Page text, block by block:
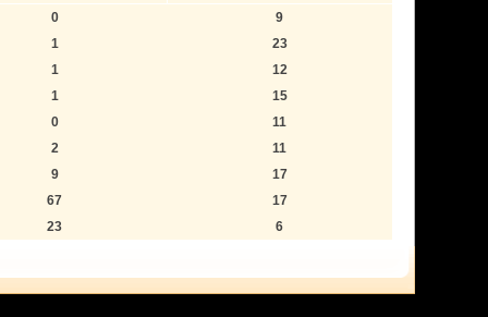
0
9
1
23
1
12
1
15
0
11
2
11
9
17
67
17
23
6